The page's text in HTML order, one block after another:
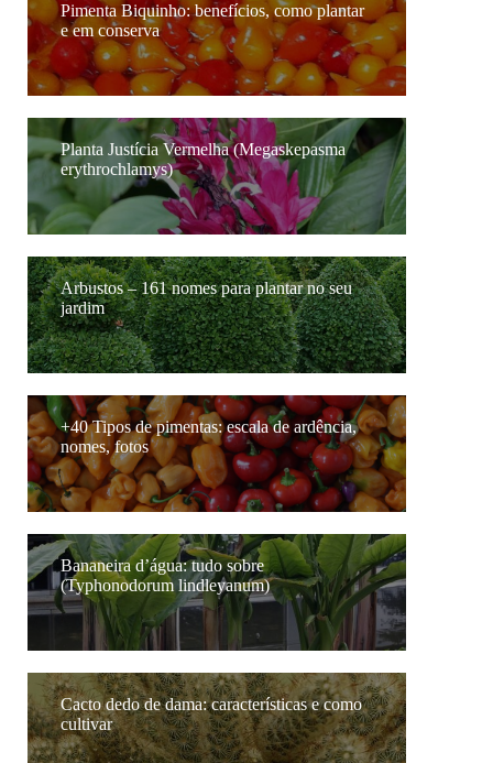
Pimenta Biquinho: benefícios, como plantar
e em conserva
Planta Justícia Vermelha (Megaskepasma
erythrochlamys)
Arbustos – 161 nomes para plantar no seu
jardim
+40 Tipos de pimentas: escala de ardência,
nomes, fotos
Bananeira d’água: tudo sobre
(Typhonodorum lindleyanum)
Cacto dedo de dama: características e como
cultivar